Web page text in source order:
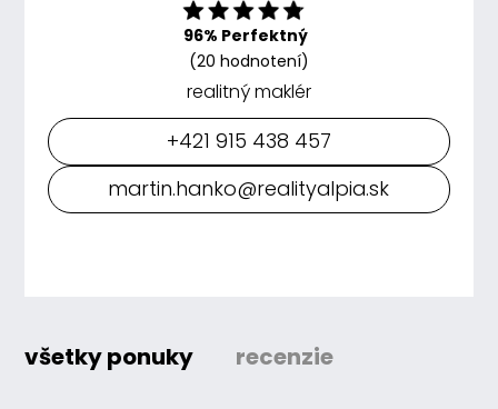
96% Perfektný
(20 hodnotení)
realitný maklér
+421 915 438 457
martin.hanko@realityalpia.sk
všetky ponuky recenzie